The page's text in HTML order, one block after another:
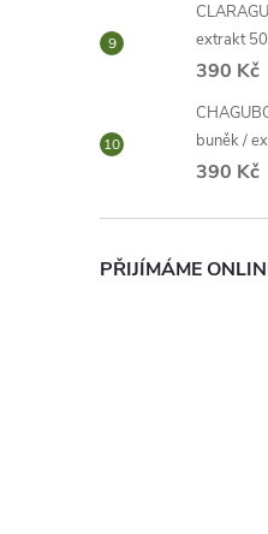
extrakt
390 Kč
buněk /
390 Kč
PŘIJÍMÁME